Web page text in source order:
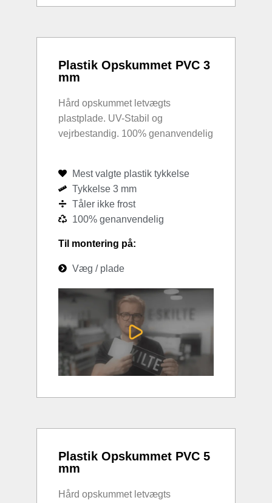
Plastik Opskummet PVC 3
mm
Hård opskummet letvægts
plastplade. UV-Stabil og
vejrbestandig. 100% genanvendelig
Mest valgte plastik tykkelse
Tykkelse 3 mm
Tåler ikke frost
100% genanvendelig
Til montering på:
Væg / plade
Plastik Opskummet PVC 5
mm
Hård opskummet letvægts